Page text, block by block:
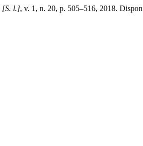
[S. l.], v. 1, n. 20, p. 505–516, 2018.